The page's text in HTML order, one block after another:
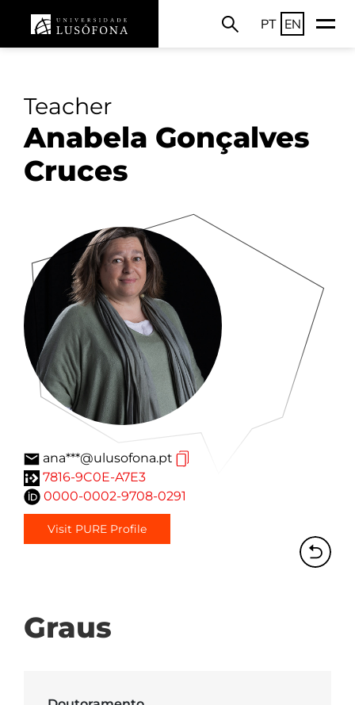
PT EN
Teacher
Anabela Gonçalves
Cruces
ana***@ulusofona.pt
7816-9C0E-A7E3
0000-0002-9708-0291
Visit PURE Profile
Graus